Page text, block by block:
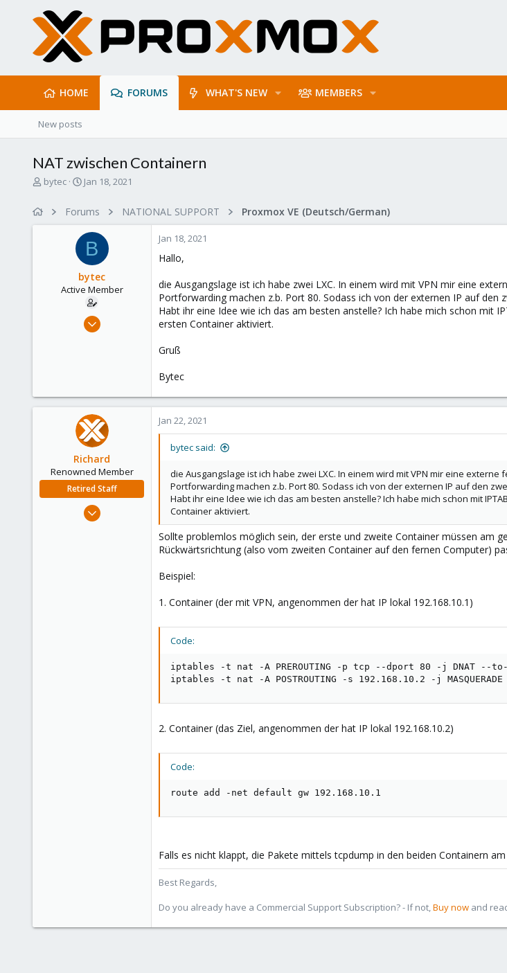
HOME FORUMS WHAT'S NEW MEMBERS
New posts
NAT zwischen Containern
T
bytec
S
r
t
d
a
t
e
Jan 18, 2021
Forums NATIONAL SUPPORT Proxmox VE (Deutsch/German)
B
bytec
Active Member
Dec 25, 2018
Jan 18, 2021
Hallo,
die Ausgangslage ist ich habe zwei LXC. In einem wird mit VPN mir eine
Portforwarding machen z.b. Port 80. Sodass ich von der externen IP auf den
Habt ihr eine Idee wie ich das am besten anstelle? Ich habe mich schon mit
ersten Container aktiviert.
Gruß
Bytec
Richard
Renowned Member
Retired Staff
Mar 6, 2015
Jan 22, 2021
bytec said:
die Ausgangslage ist ich habe zwei LXC. In einem wird mit VPN mir eine
Portforwarding machen z.b. Port 80. Sodass ich von der externen IP auf den
Habt ihr eine Idee wie ich das am besten anstelle? Ich habe mich schon mit
Container aktiviert.
Sollte problemlos möglich sein, der erste und zweite Container müssen am
Rückwärtsrichtung (also vom zweiten Container auf den fernen Computer)
Beispiel:
1. Container (der mit VPN, angenommen der hat IP lokal 192.168.10.1)
Code:
iptables -t nat -A PREROUTING -p tcp --dport 80 -j DNAT --
iptables -t nat -A POSTROUTING -s 192.168.10.2 -j MASQUERADE
2. Container (das Ziel, angenommen der hat IP lokal 192.168.10.2)
Code:
route add -net default gw 192.168.10.1
Falls es nicht klappt, die Pakete mittels tcpdump in den beiden Containern
Best Regards,
Do you already have a Commercial Support Subscription? - If not,Buy now and